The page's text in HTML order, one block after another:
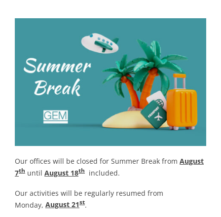
Our offices will be closed for Summer Break from August
7th until August 18th included.
Our activities will be regularly resumed from
Monday, August 21st.